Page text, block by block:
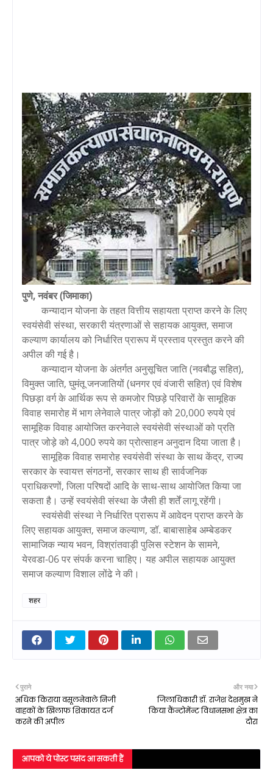
पुणे, नवंबर (जिमाका)
कन्यादान योजना के तहत वित्तीय सहायता प्राप्त करने के लिए
स्वयंसेवी संस्था, सरकारी यंत्रणाओं से सहायक आयुक्त, समाज
कल्याण कार्यालय को निर्धारित प्रारूप में प्रस्ताव प्रस्तुत करने की
अपील की गई है।
कन्यादान योजना के अंतर्गत अनुसूचित जाति (नवबौद्ध सहित),
विमुक्त जाति, घुमंतू जनजातियों (धनगर एवं वंजारी सहित) एवं विशेष
पिछड़ा वर्ग के आर्थिक रूप से कमजोर पिछड़े परिवारों के सामूहिक
विवाह समारोह में भाग लेनेवाले पात्र जोड़ों को 20,000 रुपये एवं
सामूहिक विवाह आयोजित करनेवाले स्वयंसेवी संस्थाओं को प्रति
पात्र जोड़े को 4,000 रुपये का प्रोत्साहन अनुदान दिया जाता है।
सामूहिक विवाह समारोह स्वयंसेवी संस्था के साथ केंद्र, राज्य
सरकार के स्वायत्त संगठनों, सरकार साथ ही सार्वजनिक
प्राधिकरणों, जिला परिषदों आदि के साथ-साथ आयोजित किया जा
सकता है। उन्हें स्वयंसेवी संस्था के जैसी ही शर्तें लागू रहेंगी।
स्वयंसेवी संस्था ने निर्धारित प्रारूप में आवेदन प्राप्त करने के
लिए सहायक आयुक्त, समाज कल्याण, डॉ. बाबासाहेब अम्बेडकर
सामाजिक न्याय भवन, विश्रांतवाड़ी पुलिस स्टेशन के सामने,
येरवडा-06 पर संपर्क करना चाहिए। यह अपील सहायक आयुक्त
समाज कल्याण विशाल लोंढे ने की।
शहर
और नया
जिलाधिकारी डॉ. राजेश देशमुख ने
किया कैंन्टोमेंन्ट विधानसभा क्षेत्र का
दौरा
पुराने
अधिक किराया वसूलनेवाले निजी
वाहकों के खिलाफ शिकायत दर्ज
करने की अपील
आपको ये पोस्ट पसंद आ सकती हैं